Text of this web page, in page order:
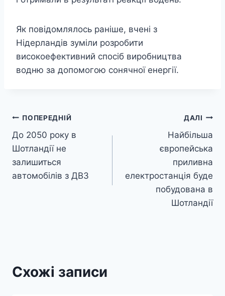
Як повідомлялось раніше, вчені з
Нідерландів зуміли розробити
високоефективний спосіб виробництва
водню за допомогою сонячної енергії.
Навігація
записів
ПОПЕРЕДНІЙ
До 2050 року в
Шотландії не
залишиться
автомобілів з ДВЗ
ДАЛІ
Найбільша
європейська
приливна
електростанція буде
побудована в
Шотландії
Схожі записи